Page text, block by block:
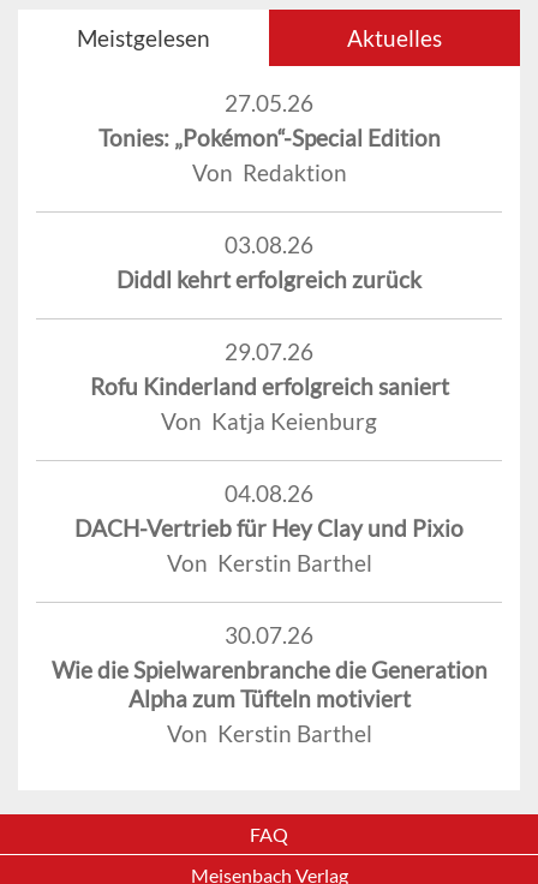
Meistgelesen Aktuelles
27.05.26
Tonies: „Pokémon“-Special Edition
Von Redaktion
03.08.26
Diddl kehrt erfolgreich zurück
29.07.26
Rofu Kinderland erfolgreich saniert
Von Katja Keienburg
04.08.26
DACH-Vertrieb für Hey Clay und Pixio
Von Kerstin Barthel
30.07.26
Wie die Spielwarenbranche die Generation
Alpha zum Tüfteln motiviert
Von Kerstin Barthel
FAQ
Meisenbach Verlag